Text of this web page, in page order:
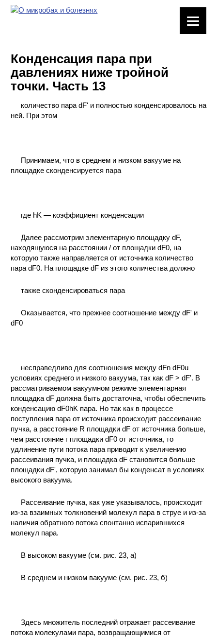
ХИМИЧЕСКАЯ
ПОСУДА
ФАКТОРЫ
ХИМИЯ НА
Конденсация пара при
давлениях ниже тройной
точки. Часть 13
количество пара dF' и полностью конденсировалось на
ней. При этом
Принимаем, что в среднем и низком вакууме на
площадке сконденсируется пара
где hK — коэффициент конденсации
Далее рассмотрим элементарную площадку dF,
находящуюся на расстоянии / от площадки dF0, на
которую также направляется от источника количество
пара dF0. На площадке dF из этого количества должно
также сконденсироваться пара
Оказывается, что прежнее соотношение между dF' и
dF0
несправедливо для соотношения между dFn dF0u
условиях среднего и низкого вакуума, так как dF > dF'. В
рассматриваемом вакуумном режиме элементарная
площадка dF должна быть достаточна, чтобы обеспечить
конденсацию dF0hK пара. Но так как в процессе
поступления пара от источника происходит рассеивание
пучка, а расстояние R площадки dF от источника больше,
чем расстояние г площадки dF0 от источника, то
удлинение пути потока пара приводит к увеличению
рассеивания пучка, и площадка dF становится больше
площадки dF', которую занимал бы конденсат в условиях
высокого вакуума.
Рассеивание пучка, как уже указывалось, происходит
из-за взаимных толкновений молекул пара в струе и из-за
наличия обратного потока спонтанно испарившихся
молекул пара.
В высоком вакууме (см. рис. 23, а)
В среднем и низком вакууме (см. рис. 23, б)
Здесь множитель последний отражает рассеивание
потока молекулами пара, возвращающимися от